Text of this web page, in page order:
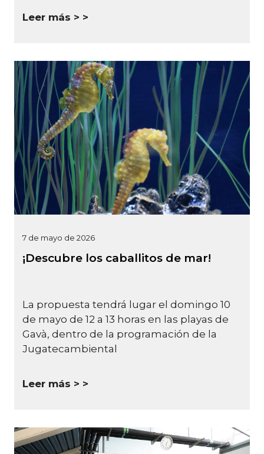
Leer más >
7 de mayo de 2026
¡Descubre los caballitos de mar!
La propuesta tendrá lugar el domingo 10
de mayo de 12 a 13 horas en las playas de
Gavà, dentro de la programación de la
Jugatecambiental
Leer más >